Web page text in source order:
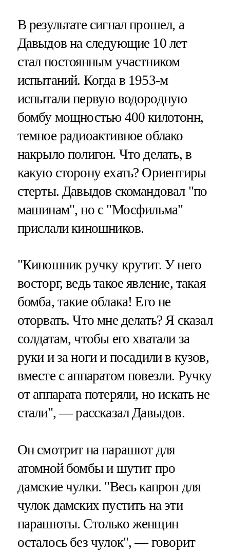
В результате сигнал прошел, а
Давыдов на следующие 10 лет
стал постоянным участником
испытаний. Когда в 1953-м
испытали первую водородную
бомбу мощностью 400 килотонн,
темное радиоактивное облако
накрыло полигон. Что делать, в
какую сторону ехать? Ориентиры
стерты. Давыдов скомандовал "по
машинам", но с "Мосфильма"
прислали киношников.
"Киношник ручку крутит. У него
восторг, ведь такое явление, такая
бомба, такие облака! Его не
оторвать. Что мне делать? Я сказал
солдатам, чтобы его хватали за
руки и за ноги и посадили в кузов,
вместе с аппаратом повезли. Ручку
от аппарата потеряли, но искать не
стали", — рассказал Давыдов.
Он смотрит на парашют для
атомной бомбы и шутит про
дамские чулки. "Весь капрон для
чулок дамских пустить на эти
парашюты. Столько женщин
осталось без чулок", — говорит